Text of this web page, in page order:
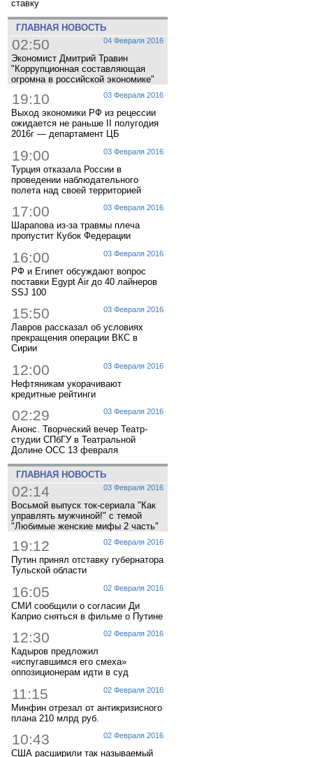
ставку
ГЛАВНАЯ НОВОСТЬ
04 Февраля 2016
02:50
Экономист Дмитрий Травин
"Коррупционная составляющая
огромна в российской экономике"
03 Февраля 2016
19:10
Выход экономики РФ из рецессии
ожидается не раньше II полугодия
2016г — департамент ЦБ
03 Февраля 2016
19:00
Турция отказала России в
проведении наблюдательного
полета над своей территорией
03 Февраля 2016
17:00
Шарапова из-за травмы плеча
пропустит Кубок Федерации
03 Февраля 2016
16:00
РФ и Египет обсуждают вопрос
поставки Egypt Air до 40 лайнеров
SSJ 100
03 Февраля 2016
15:50
Лавров рассказал об условиях
прекращения операции ВКС в
Сирии
03 Февраля 2016
12:00
Нефтяникам укорачивают
кредитные рейтинги
03 Февраля 2016
02:29
Анонс. Творческий вечер Театр-
студии СПбГУ в Театральной
Долине ОСС 13 февраля
ГЛАВНАЯ НОВОСТЬ
03 Февраля 2016
02:14
Восьмой выпуск ток-сериала "Как
управлять мужчиной!" с темой
"Любимые женские мифы 2 часть"
02 Февраля 2016
19:12
Путин принял отставку губернатора
Тульской области
02 Февраля 2016
16:05
СМИ сообщили о согласии Ди
Каприо сняться в фильме о Путине
02 Февраля 2016
12:30
Кадыров предложил
«испугавшимся его смеха»
оппозиционерам идти в суд
02 Февраля 2016
11:15
Минфин отрезал от антикризисного
плана 210 млрд руб.
02 Февраля 2016
10:43
США расширили так называемый